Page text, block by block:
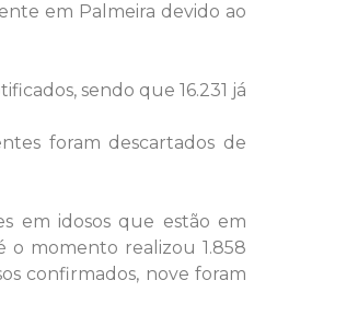
em Palmeira devido ao
sendo que 16.231 já
foram descartados de
em idosos que estão em
o momento realizou 1.858
confirmados, nove foram